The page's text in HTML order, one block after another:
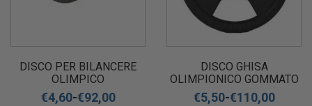
DISCO PER BILANCERE
OLIMPICO
€4,60-€92,00
DISCO GHISA
OLIMPIONICO GOMMATO
TRI-GRIP Ø50 MM
€5,50-€110,00